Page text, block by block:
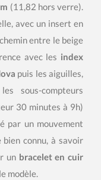
(11,82 hors verre).
avec un insert en
entre le beige
avec les index
puis les aiguilles,
sous-compteurs
30 minutes à 9h)
par un mouvement
connu, à savoir
un bracelet en cuir
modèle.